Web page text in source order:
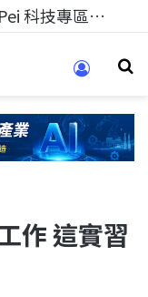
科技人的經驗傳承地！在 Pei Pei 科技專區，與學弟妹交流最硬核的技術
作 這實習